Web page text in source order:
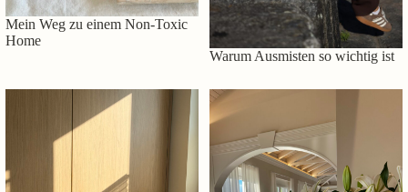
Mein Weg zu einem Non-Toxic
Home
Warum Ausmisten so wichtig ist